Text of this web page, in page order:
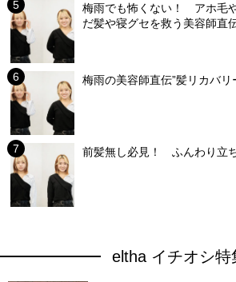
梅雨でも怖くない！ アホ毛
だ髪や寝グセを救う美容師直
梅雨の美容師直伝”髪リカバリ
前髪無し必見！ ふんわり立
eltha イチオシ特